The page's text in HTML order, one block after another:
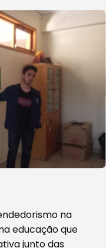
na
educação que
junto das